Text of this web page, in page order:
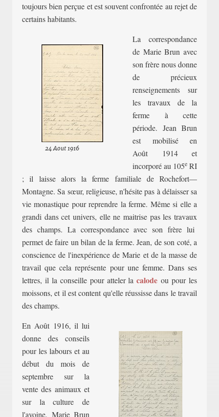
toujours bien perçue et est souvent confrontée au rejet de
certains habitants.
24 Aout 1916
La correspondance
de Marie Brun avec
son frère nous donne
de précieux
renseignements sur
les travaux de la
ferme à cette
période. Jean Brun
est mobilisé en
Août
1914 et
incorporé au 105e RI
; il laisse alors la ferme familiale de Rochefort—
Montagne. Sa sœur, religieuse, n'hésite pas à délaisser sa
vie monastique pourreprendre la ferme. Même si elle a
grandi dans cet univers, elle ne maitrise pas les travaux
des champs. La correspondance avec son frère lui
permet de faire un bilan de la ferme. Jean, de son coté, a
conscience de l'inexpérience de Marie et de la masse de
travail que cela représente pour une femme. Dans ses
lettres, il la conseille pour atteler lacalode ou pour les
moissons, et il est content qu'elle réussisse dans le travail
des champs.
En Août 1916, il lui
donne des conseils
pour les labours et au
début du mois de
septembre sur la
vente des animaux et
sur la culture de
l'avoine. Marie Brun